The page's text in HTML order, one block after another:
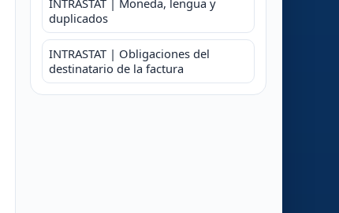
INTRASTAT | Moneda, lengua y
duplicados
INTRASTAT | Obligaciones del
destinatario de la factura